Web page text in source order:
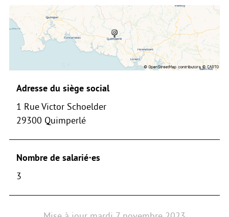
Adresse du siège social
1 Rue Victor Schoelder
29300 Quimperlé
Nombre de salarié⋅es
3